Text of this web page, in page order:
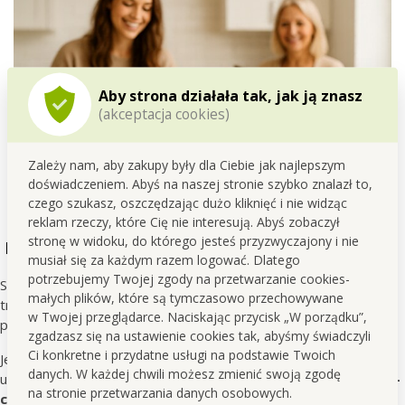
Aby strona działała tak, jak ją znasz
(akceptacja cookies)
Zależy nam, aby zakupy były dla Ciebie jak najlepszym
doświadczeniem. Abyś na naszej stronie szybko znalazł to,
czego szukasz, oszczędzając dużo kliknięć i nie widząc
reklam rzeczy, które Cię nie interesują. Abyś zobaczył
stronę w widoku, do którego jesteś przyzwyczajony i nie
musiał się za każdym razem logować. Dlatego
potrzebujemy Twojej zgody na przetwarzanie cookies-
małych plików, które są tymczasowo przechowywane
w Twojej przeglądarce. Naciskając przycisk „W porządku”,
zgadzasz się na ustawienie cookies tak, abyśmy świadczyli
Ci konkretne i przydatne usługi na podstawie Twoich
danych. W każdej chwili możesz zmienić swoją zgodę
na stronie przetwarzania danych osobowych.
Nierdzewka na długie lata
Stal nierdzewna należy do materiałów o wyjątkowo długiej
trwałości i naturalnie wpisuje się w zrównoważone podejście do
produktów.
Jest niezwykle wytrzymała, odpowiednia do codziennego
użytkowania, a przy właściwej pielęgnacji służy przezwiele lat –
często nawet przez pokolenia. Gdy zdecydujesz się